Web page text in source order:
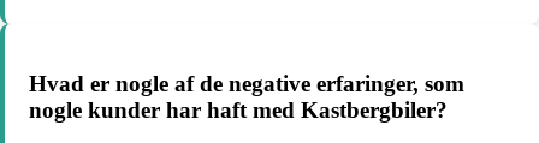
Hvad er nogle af de negative erfaringer, som
nogle kunder har haft med Kastbergbiler?